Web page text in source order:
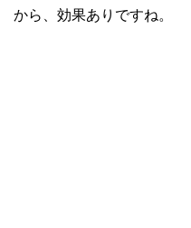
から、効果ありですね。